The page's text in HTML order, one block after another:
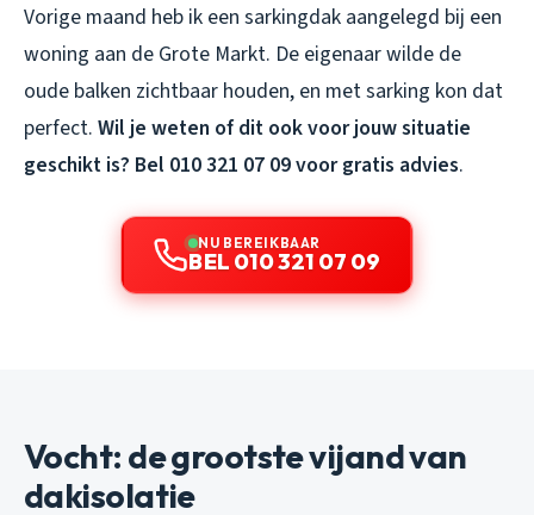
Vorige maand heb ik een sarkingdak aangelegd bij een
woning aan de Grote Markt. De eigenaar wilde de
oude balken zichtbaar houden, en met sarking kon dat
perfect. Wil je weten of dit ook voor jouw situatie
geschikt is? Bel 010 321 07 09 voor gratis advies.
NU BEREIKBAAR
BEL 010 321 07 09
Vocht: de grootste vijand van
dakisolatie